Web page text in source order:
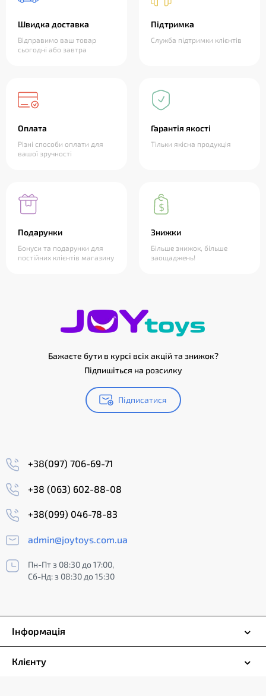
Швидка доставка
Відправимо ваш товар
сьогодні або завтра
Підтримка
Служба підтримки клієнтів
Оплата
Різні способи оплати для
вашої зручності
Гарантія якості
Тільки якісна продукція
Подарунки
Бонуси та подарунки для
постійних клієнтів магазину
Знижки
Більше знижок, більше
заощаджень!
Бажаєте бути в курсі всіх акцій та знижок?
Підпишіться на розсилку
Підписатися
+38(097) 706-69-71
+38 (063) 602-88-08
+38(099) 046-78-83
admin@joytoys.com.ua
Пн-Пт з 08:30 до 17:00,
Сб-Нд: з 08:30 до 15:30
Інформація
Клієнту